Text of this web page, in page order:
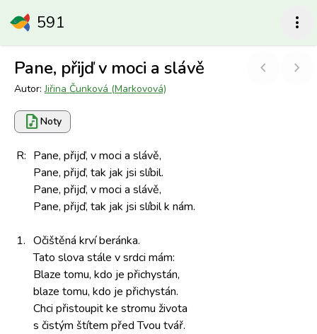
591 more_vert
Pane, přijď v moci a slávě chevron_left chevron_right
Autor:Jiřina Čunková (Markovová)
audio_fileNoty
R: Pane, přijď, v moci a slávě,
Pane, přijď, tak jak jsi slíbil.
Pane, přijď, v moci a slávě,
Pane, přijď, tak jak jsi slíbilk nám.
1. Očištěná krvíberánka.
Tato slova stále vsrdci mám:
Blaze tomu, kdo je přichystán,
blaze tomu, kdo je přichystán.
Chci přistoupitke stromu života
s čistým štítem předTvou tvář.